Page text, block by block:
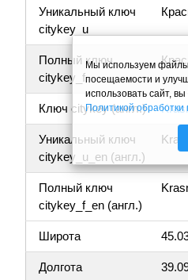
Уникальный ключ
citykey_u
Полный ключ
citykey_f
Ключ citykey (англ.)
Уникальный ключ
citykey_u_en (англ.)
Полный ключ
citykey_f_en (англ.)
Широта
Долгота
Мы используем
посещаемости и
использовать сайт,
Политикой